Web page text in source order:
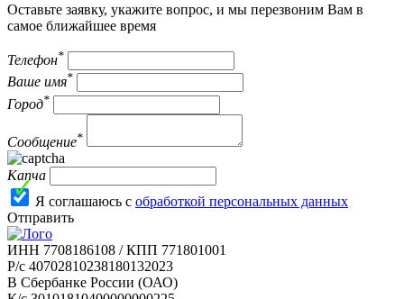
Оставьте заявку, укажите вопрос, и мы перезвоним Вам в
самое ближайшее время
Телефон*
Ваше имя*
Город*
Сообщение*
Капча
Я соглашаюсь с обработкой персональных данных
Отправить
ИНН 7708186108 / КПП 771801001
Р/с 40702810238180132023
В Сбербанке России (ОАО)